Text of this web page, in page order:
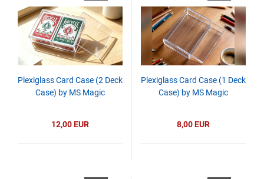
Plexiglass Card Case (2 Deck
Case) by MS Magic
12,00 EUR
Plexiglass Card Case (1 Deck
Case) by MS Magic
8,00 EUR